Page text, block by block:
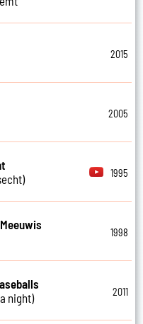
2015
2005
1995
1998
night)
2011